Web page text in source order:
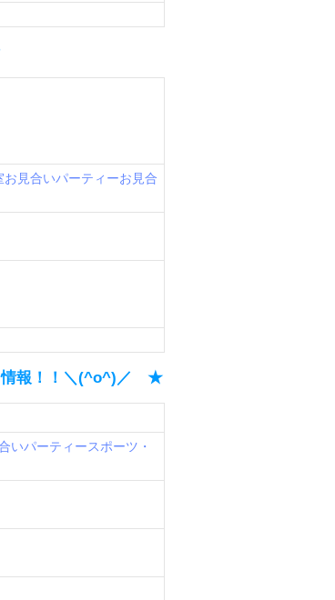
お見合いパーティーお見合
情報！！＼(^o^)／ ★
いパーティースポーツ・